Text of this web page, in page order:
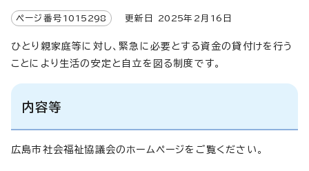
ページ番号 1015298 更新日 2025年2月 16 日
ひとり親家庭等に対し、緊急に必要とする資金の貸付けを行う
ことにより生活の安定と自立を図る制度です。
内容等
広島市社会福祉協議会のホームページをご覧ください。